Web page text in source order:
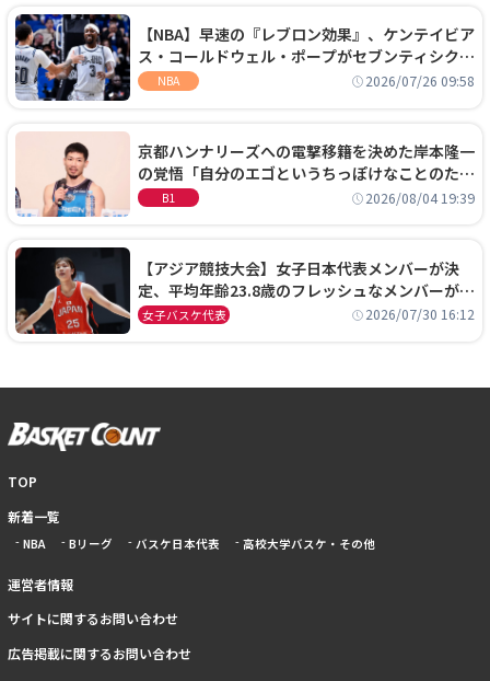
【NBA】早速の『レブロン効果』、ケンテイビア
ス・コールドウェル・ポープがセブンティシクサ
ーズに1年契約で加入
NBA 2026/07/26 09:58
京都ハンナリーズへの電撃移籍を決めた岸本隆一
の覚悟「自分のエゴというちっぽけなことのため
に、京都に来たわけではない」
B1 2026/08/04 19:39
【アジア競技大会】女子日本代表メンバーが決
定、平均年齢23.8歳のフレッシュなメンバーが日
本開催の大舞台で頂点を狙う
女子バスケ代表 2026/07/30 16:12
TOP
新着一覧
NBA Bリーグ バスケ日本代表 高校大学バスケ・その他
運営者情報
サイトに関するお問い合わせ
広告掲載に関するお問い合わせ